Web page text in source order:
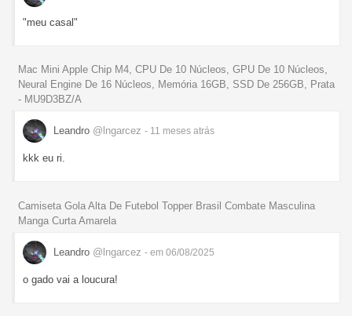
"meu casal"
Mac Mini Apple Chip M4, CPU De 10 Núcleos, GPU De 10 Núcleos,
Neural Engine De 16 Núcleos, Memória 16GB, SSD De 256GB, Prata
- MU9D3BZ/A
Leandro @lngarcez - 11 meses atrás
kkk eu ri.
Camiseta Gola Alta De Futebol Topper Brasil Combate Masculina
Manga Curta Amarela
Leandro @lngarcez - em 06/08/2025
o gado vai a loucura!